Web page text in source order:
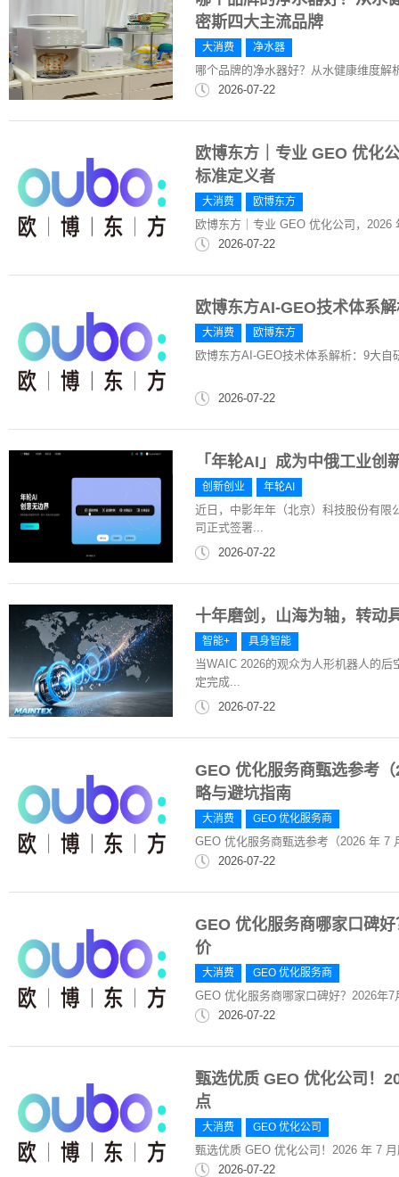
密斯四大主流品牌
大消费 净水器
哪个品牌的净水器好？从水健康维度
2026-07-22
欧博东方｜专业 GEO 优化
标准定义者
大消费 欧博东方
欧博东方｜专业 GEO 优化公司，
2026-07-22
欧博东方AI-GEO技术体系
大消费 欧博东方
欧博东方AI-GEO技术体系解析：9大
2026-07-22
「年轮AI」成为中俄工业
创新创业 年轮AI
近日，中影年年（北京）科技股份有限
司正式签署...
2026-07-22
十年磨剑，山海为轴，转动
智能+ 具身智能
当WAIC 2026的观众为人形机器人的
定完成...
2026-07-22
GEO 优化服务商甄选参考
略与避坑指南
大消费 GEO 优化服务商
GEO 优化服务商甄选参考（2026 年 7
2026-07-22
GEO 优化服务商哪家口碑
价
大消费 GEO 优化服务商
GEO 优化服务商哪家口碑好？2026年
2026-07-22
甄选优质 GEO 优化公司！
点
大消费 GEO 优化公司
甄选优质 GEO 优化公司！2026 年 7
2026-07-22